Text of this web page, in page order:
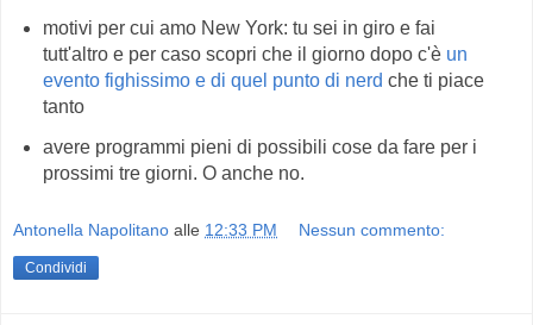
motivi per cui amo New York: tu sei in giro e fai
tutt'altro e per caso scopri che il giorno dopo c'è un
evento fighissimo e di quel punto di nerd che ti piace
tanto
avere programmi pieni di possibili cose da fare per i
prossimi tre giorni. O anche no.
Antonella Napolitano alle 12:33 PM Nessun commento:
Condividi